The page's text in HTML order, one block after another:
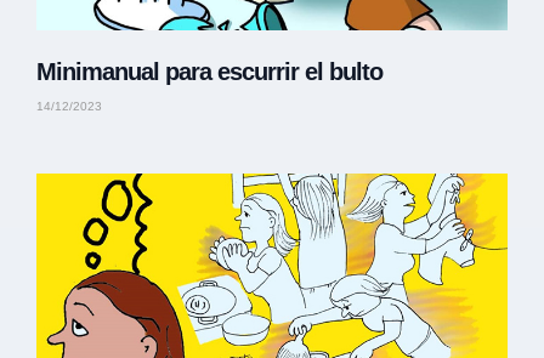
Minimanual para escurrir el bulto
14/12/2023